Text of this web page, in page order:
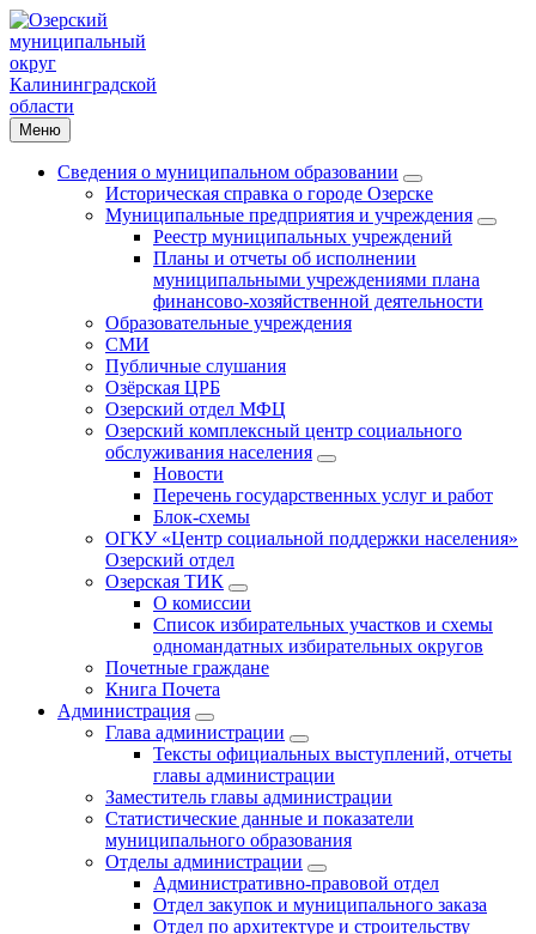
Меню
Сведения о муниципальном образовании
Историческая справка о городе Озерске
Муниципальные предприятия и учреждения
Реестр муниципальных учреждений
Планы и отчеты об исполнении
муниципальными учреждениями плана
финансово-хозяйственной деятельности
Образовательные учреждения
СМИ
Публичные слушания
Озёрская ЦРБ
Озерский отдел МФЦ
Озерский комплексный центр социального
обслуживания населения
Новости
Перечень государственных услуг и работ
Блок-схемы
ОГКУ «Центр социальной поддержки населения»
Озерский отдел
Озерская ТИК
О комиссии
Список избирательных участков и схемы
одномандатных избирательных округов
Почетные граждане
Книга Почета
Администрация
Глава администрации
Тексты официальных выступлений, отчеты
главы администрации
Заместитель главы администрации
Статистические данные и показатели
муниципального образования
Отделы администрации
Административно-правовой отдел
Отдел закупок и муниципального заказа
Отдел по архитектуре и строительству